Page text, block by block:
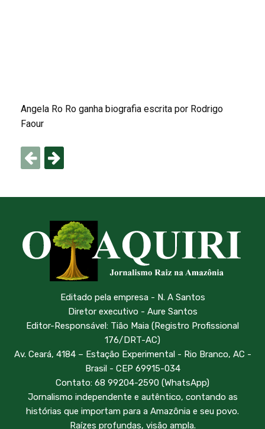
Angela Ro Ro ganha biografia escrita por Rodrigo
Faour
Editado pela empresa - N. A Santos
Diretor executivo - Aure Santos
Editor-Responsável: Tião Maia (Registro Profissional
176/DRT-AC)
Av. Ceará, 4184 – Estação Experimental - Rio Branco, AC -
Brasil - CEP 69915-034
Contato: 68 99204-2590 (WhatsApp)
Jornalismo independente e autêntico, contando as
histórias que importam para a Amazônia e seu povo.
Raízes profundas, visão ampla.